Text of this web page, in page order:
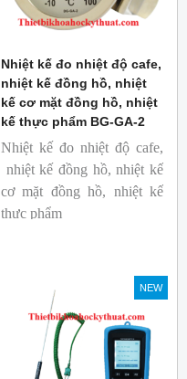
Nhiệt kế đo nhiệt độ cafe,
nhiệt kế đồng hồ, nhiệt
kế cơ mặt đồng hồ, nhiệt
kế thực phẩm BG-GA-2
Nhiệt kế đo nhiệt độ cafe,
nhiệt kế đồng hồ, nhiệt kế
cơ mặt đồng hồ, nhiệt kế
thực phẩm
NEW